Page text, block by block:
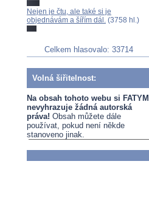
Nejen je čtu, ale také si je
objednávám a šířím dál. (3758 hl.)
Celkem hlasovalo: 33714
Volná šiřitelnost:
Na obsah tohoto webu si FATYM
nevyhrazuje žádná autorská
práva! Obsah můžete dále
používat, pokud není někde
stanoveno jinak.